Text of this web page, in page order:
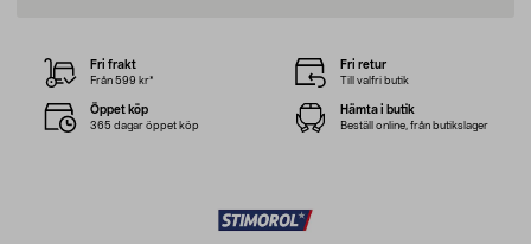
Fri frakt
Från 599 kr*
Fri retur
Till valfri butik
Öppet köp
365 dagar öppet köp
Hämta i butik
Beställ online, från butikslager